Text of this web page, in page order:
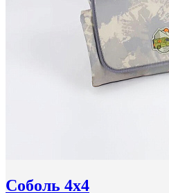
Соболь 4x4